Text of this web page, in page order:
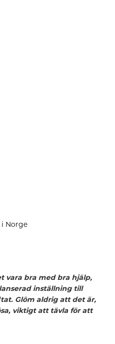
i Norge
vara bra med bra hjälp,
inställning till
Glöm aldrig att det är,
viktigt att tävla för att